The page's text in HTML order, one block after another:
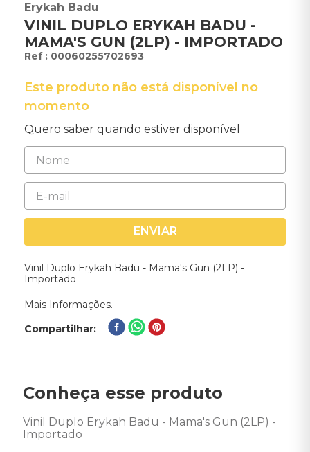
Erykah Badu
VINIL DUPLO ERYKAH BADU -
MAMA'S GUN (2LP) - IMPORTADO
: 00060255702693
Este produto não está disponível no
momento
Quero saber quando estiver disponível
ENVIAR
Vinil Duplo Erykah Badu - Mama's Gun (2LP) -
Importado
Mais Informações.
Compartilhar
Conheça esse produto
Vinil Duplo Erykah Badu - Mama's Gun (2LP) -
Importado